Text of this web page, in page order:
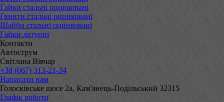
Гайки стальні оцинковані
Гвинти стальні оцинковані
Шайби стальні оцинковані
Гайки латунні
Контакти
Автострум
Світлана Вівчар
+38 (067) 313-21-34
Написати нам
Голосківське шосе 2а, Кам'янець-Подільський 32315
Графік роботи